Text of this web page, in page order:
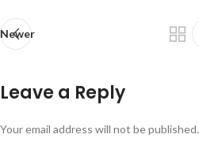
Newer
Leave a Reply
Your email address will not be published.